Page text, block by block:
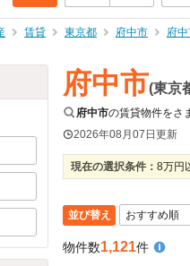
賃貸 東京都 府中市 府
府中市(東京
府中市の賃貸物件をさ
2026年08月07日更新
現在の選択条件： 8万円
並び替え
物件数1,121件